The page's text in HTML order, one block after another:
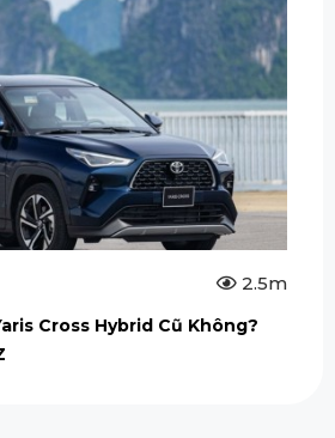
2.5m
Cross Hybrid Cũ Không?